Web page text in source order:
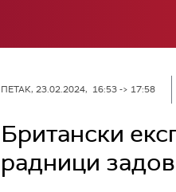
ПЕТАК, 23.02.2024, 16:53 -> 17:58
Британски
радници